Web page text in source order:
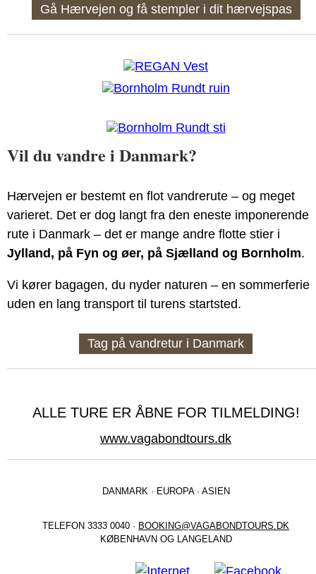
Gå Hærvejen og få stempler i dit hærvejspas
Vil du vandre i Danmark?
Hærvejen er bestemt en flot vandrerute – og meget
varieret. Det er dog langt fra den eneste imponerende
rute i Danmark – det er mange andre flotte stier i
Jylland, på Fyn og øer, på Sjælland og Bornholm.
Vi kører bagagen, du nyder naturen – en sommerferie
uden en lang transport til turens startsted.
Tag på vandretur i Danmark
ALLE TURE ER ÅBNE FOR TILMELDING!
www.vagabondtours.dk
DANMARK · EUROPA · ASIEN
TELEFON 3333 0040 · BOOKING@VAGABONDTOURS.DK
KØBENHAVN OG LANGELAND